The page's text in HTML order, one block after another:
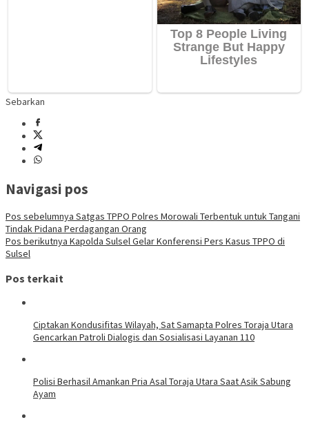
Sebarkan
Navigasi pos
Pos sebelumnya Satgas TPPO Polres Morowali Terbentuk untuk Tangani
Tindak Pidana Perdagangan Orang
Pos berikutnya Kapolda Sulsel Gelar Konferensi Pers Kasus TPPO di
Sulsel
Pos terkait
Ciptakan Kondusifitas Wilayah, Sat Samapta Polres Toraja Utara
Gencarkan Patroli Dialogis dan Sosialisasi Layanan 110
Polisi Berhasil Amankan Pria Asal Toraja Utara Saat Asik Sabung
Ayam